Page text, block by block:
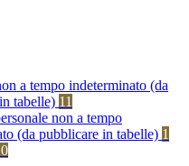
a tempo indeterminato (da
tabelle) 11
non a tempo
(da pubblicare in tabelle) 1